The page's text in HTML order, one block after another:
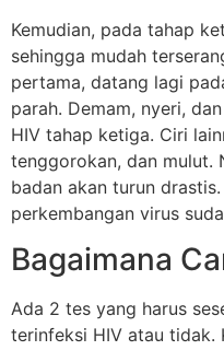
Kemudian, pada tahap
sehingga mudah
pertama, datang lagi
parah. Demam, nyeri,
HIV tahap ketiga. Ciri
tenggorokan, dan mulut.
badan akan turun
perkembangan virus
Bagaimana
Ada 2 tes yang harus
terinfeksi HIV atau tidak.